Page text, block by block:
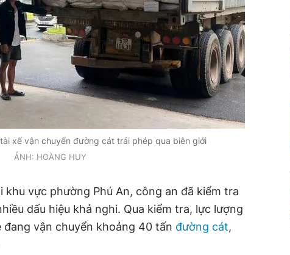
xế vận chuyển đường cát trái phép qua biên giới
ẢNH: HOÀNG HUY
khu vực phường Phú An, công an đã kiểm tra
dấu hiệu khả nghi. Qua kiểm tra, lực lượng
vận chuyển khoảng 40 tấn đường cát,